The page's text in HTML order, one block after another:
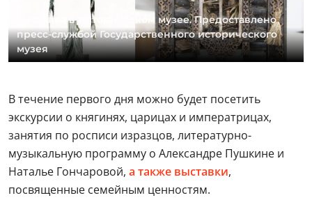
Выставка в Историческом музее. Предоставлено
пресс-службой Государственного исторического
музея
В течение первого дня можно будет посетить
экскурсии о княгинях, царицах и императрицах,
занятия по росписи изразцов, литературно-
музыкальную программу о Александре Пушкине и
Наталье Гончаровой, а также выставки,
посвященные семейным ценностям.